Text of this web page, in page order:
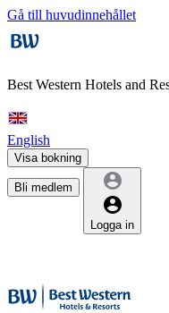
Gå till huvudinnehållet
Best Western Hotels and
English
Visa bokning
Bli medlem
Logga in